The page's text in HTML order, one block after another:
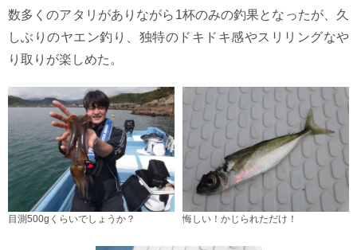
数多くのアタリがありながら1杯のみの釣果となったが、久
しぶりのヤエン釣り、独特のドキドキ感やスリリングなや
り取りが楽しめた。
目測500gくらいでしょうか？ 悔しい！かじられただけ！